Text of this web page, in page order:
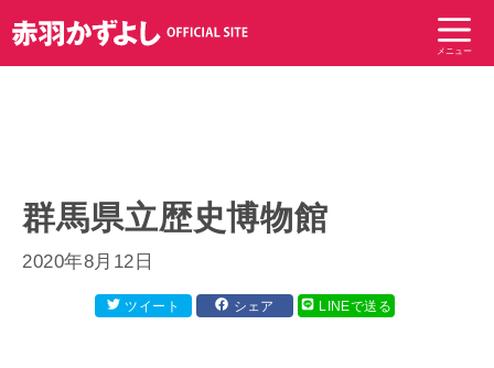
ン
テ
メニュー
群馬県立歴史博物館
2020年8月12日
ツイート シェア LINEで送る